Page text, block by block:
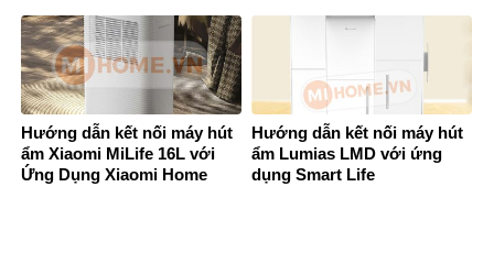
Hướng dẫn kết nối máy hút
ẩm Xiaomi MiLife 16L với
Ứng Dụng Xiaomi Home
Hướng dẫn kết nối máy hút
ẩm Lumias LMD với ứng
dụng Smart Life